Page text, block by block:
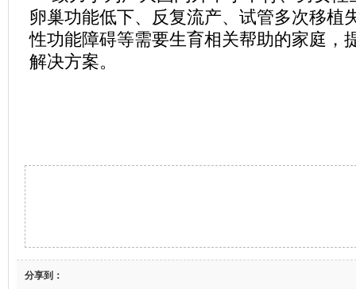
卵巢功能低下、反复流产、试管多次移植
性功能障碍等需要生育相关帮助的家庭，
解决方案。
分享到：